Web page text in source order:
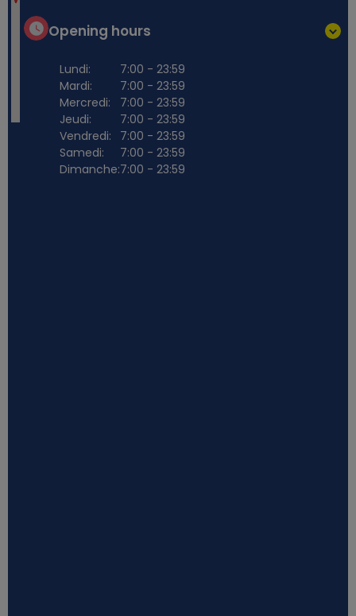
Opening hours
Lundi:
Mardi:
Mercredi:
Jeudi:
Vendredi:
Samedi:
Dimanche:
7:00 - 23:59
7:00 - 23:59
7:00 - 23:59
7:00 - 23:59
7:00 - 23:59
7:00 - 23:59
7:00 - 23:59